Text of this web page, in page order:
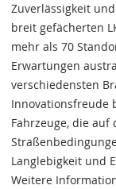
Zuverlässigkeit
breit gefächerten
mehr als 70
Erwartungen
verschiedensten
Innovationsfreude
Fahrzeuge, die
Langlebigkeit und
Weitere